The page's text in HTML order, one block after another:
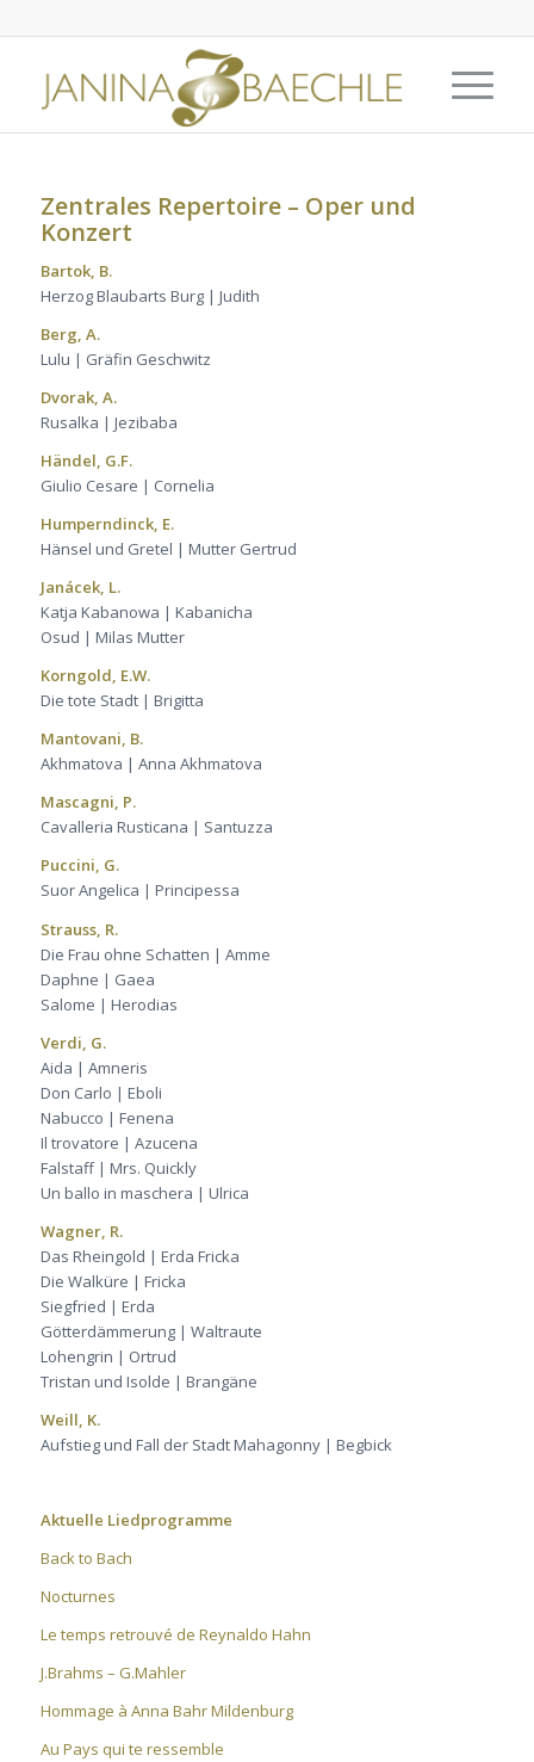
Zentrales Repertoire – Oper und
Konzert
Bartok, B.
Herzog Blaubarts Burg | Judith
Berg, A.
Lulu | Gräfin Geschwitz
Dvorak, A.
Rusalka | Jezibaba
Händel, G.F.
Giulio Cesare | Cornelia
Humperndinck, E.
Hänsel und Gretel | Mutter Gertrud
Janácek, L.
Katja Kabanowa | Kabanicha
Osud | Milas Mutter
Korngold, E.W.
Die tote Stadt | Brigitta
Mantovani, B.
Akhmatova | Anna Akhmatova
Mascagni, P.
Cavalleria Rusticana | Santuzza
Puccini, G.
Suor Angelica | Principessa
Strauss, R.
Die Frau ohne Schatten | Amme
Daphne | Gaea
Salome | Herodias
Verdi, G.
Aida | Amneris
Don Carlo | Eboli
Nabucco | Fenena
Il trovatore | Azucena
Falstaff | Mrs. Quickly
Un ballo in maschera | Ulrica
Wagner, R.
Das Rheingold | Erda Fricka
Die Walküre | Fricka
Siegfried | Erda
Götterdämmerung | Waltraute
Lohengrin | Ortrud
Tristan und Isolde | Brangäne
Weill, K.
Aufstieg und Fall der Stadt Mahagonny | Begbick
Aktuelle Liedprogramme
Back to Bach
Nocturnes
Le temps retrouvé de Reynaldo Hahn
J.Brahms – G.Mahler
Hommage à Anna Bahr Mildenburg
Au Pays qui te ressemble